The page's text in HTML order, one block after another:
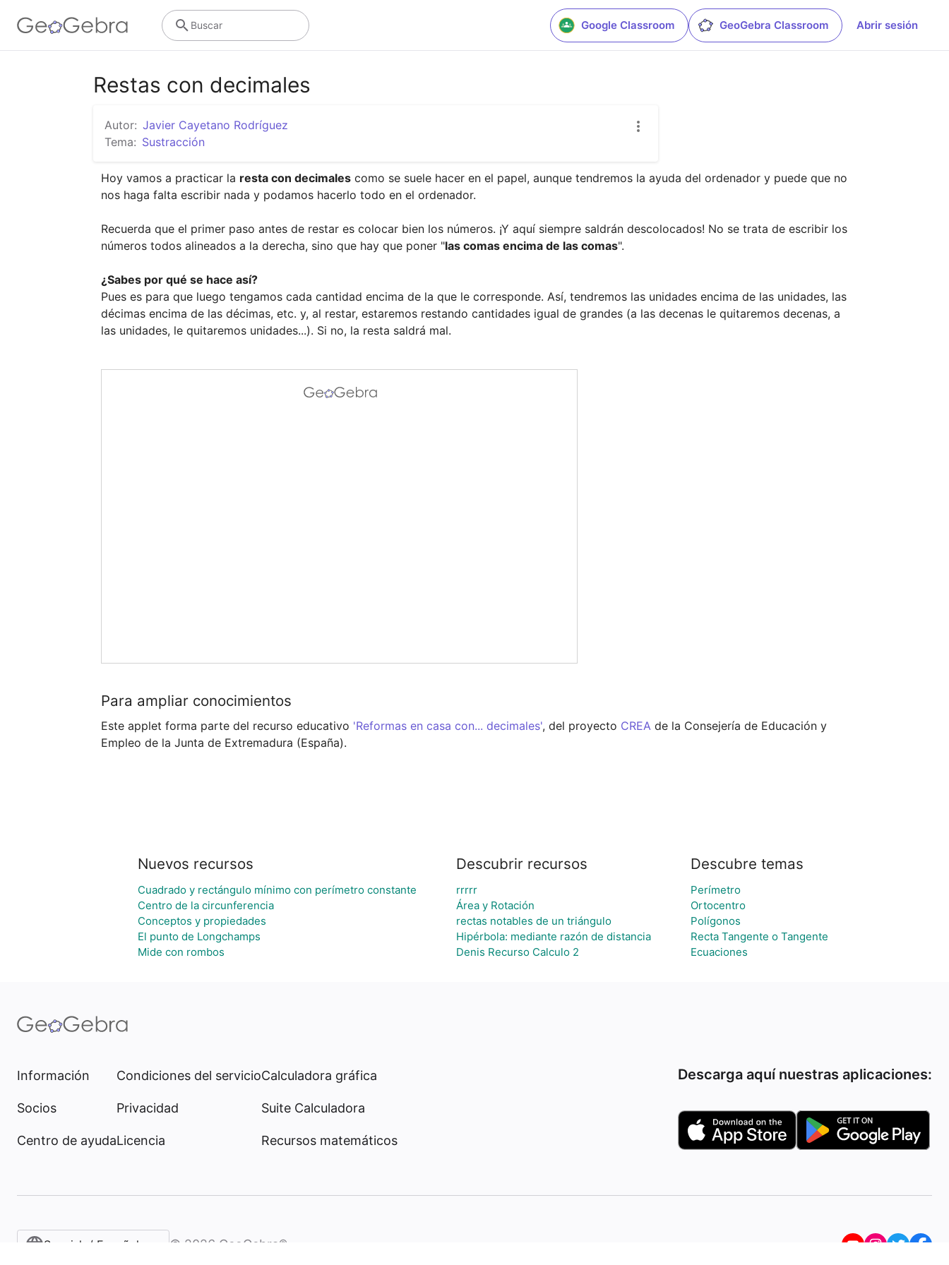
Google Classroom GeoGebra Classroom Abrir sesión
Buscar
Restas con decimales
Autor: Javier Cayetano Rodríguez
Tema: Sustracción
Hoy vamos a practicar la resta con decimales como se suele hacer en el papel, aunque tendremos la ayuda del ordenador y puede que no
nos haga falta escribir nada y podamos hacerlo todo en el ordenador.
Recuerda que el primer paso antes de restar es colocar bien los números. ¡Y aquí siempre saldrán descolocados! No se trata de escribir los
números todos alineados a la derecha, sino que hay que poner "las comas encima de las comas".
¿Sabes por qué se hace así?
Pues es para que luego tengamos cada cantidad encima de la que le corresponde. Así, tendremos las unidades encima de las unidades, las
décimas encima de las décimas, etc. y, al restar, estaremos restando cantidades igual de grandes (a las decenas le quitaremos decenas, a
las unidades, le quitaremos unidades...). Si no, la resta saldrá mal.
Para ampliar conocimientos
Este applet forma parte del recurso educativo 'Reformas en casa con... decimales', del proyecto CREA de la Consejería de Educación y
Empleo de la Junta de Extremadura (España).
Nuevos recursos
Cuadrado y rectángulo mínimo con perímetro constante
Centro de la circunferencia
Conceptos y propiedades
El punto de Longchamps
Mide con rombos
Descubrir recursos
rrrrr
Área y Rotación
rectas notables de un triángulo
Hipérbola: mediante razón de distancia
Denis Recurso Calculo 2
Descubre temas
Perímetro
Ortocentro
Polígonos
Recta Tangente o Tangente
Ecuaciones
Información
Socios
Centro de ayuda
Condiciones del servicio
Privacidad
Licencia
Calculadora gráfica
Suite Calculadora
Recursos matemáticos
Descarga aquí nuestras aplicaciones:
Spanish / Español (internacional)
© 2026 GeoGebra®